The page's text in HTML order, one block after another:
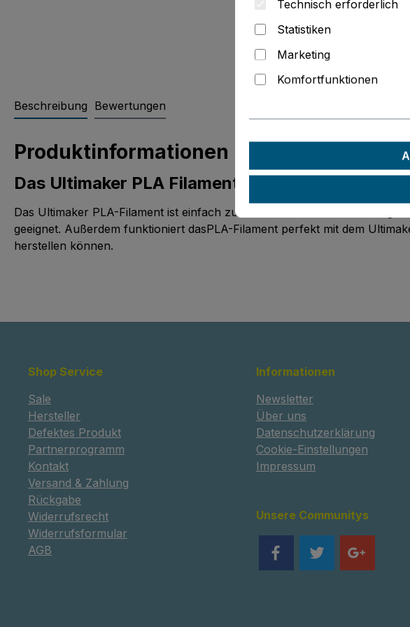
Beschreibung Bewertungen
Produktinformationen "Ultimaker PLA
Das Ultimaker PLA Filament
Das Ultimaker PLA-Filament ist einfach zu drucken und wird aus
geeignet. Außerdem funktioniert dasPLA-Filament perfekt mit dem
herstellen können.
Shop Service
Sale
Hersteller
Defektes Produkt
Partnerprogramm
Kontakt
Versand & Zahlung
Rückgabe
Widerrufsrecht
Widerrufsformular
AGB
Informationen
Newsletter
Über uns
Datenschutzerklärung
Cookie-Einstellungen
Impressum
Unsere Communitys
Technisch erforderlich
Statistiken
Marketing
Komfortfunktionen